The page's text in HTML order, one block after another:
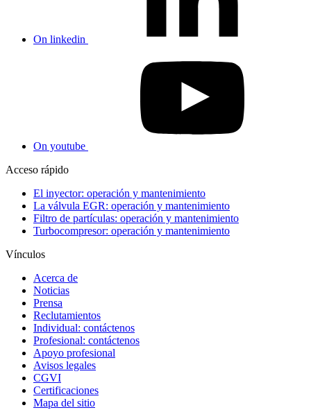
On linkedin
On youtube
Acceso rápido
El inyector: operación y mantenimiento
La válvula EGR: operación y mantenimiento
Filtro de partículas: operación y mantenimiento
Turbocompresor: operación y mantenimiento
Vínculos
Acerca de
Noticias
Prensa
Reclutamientos
Individual: contáctenos
Profesional: contáctenos
Apoyo profesional
Avisos legales
CGVI
Certificaciones
Mapa del sitio